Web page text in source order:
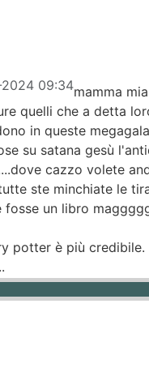
09:34mamma
quelli che a detta
in queste
su satana gesù
cazzo volete
ste minchiate le
fosse un libro
potter è più credibile.